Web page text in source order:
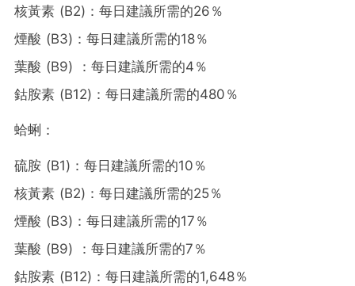
核黃素 (B2)：每日建議所需的26％
煙酸 (B3)：每日建議所需的18％
葉酸 (B9) ：每日建議所需的4％
鈷胺素 (B12)：每日建議所需的480％
蛤蜊：
硫胺 (B1)：每日建議所需的10％
核黃素 (B2)：每日建議所需的25％
煙酸 (B3)：每日建議所需的17％
葉酸 (B9) ：每日建議所需的7％
鈷胺素 (B12)：每日建議所需的1,648％